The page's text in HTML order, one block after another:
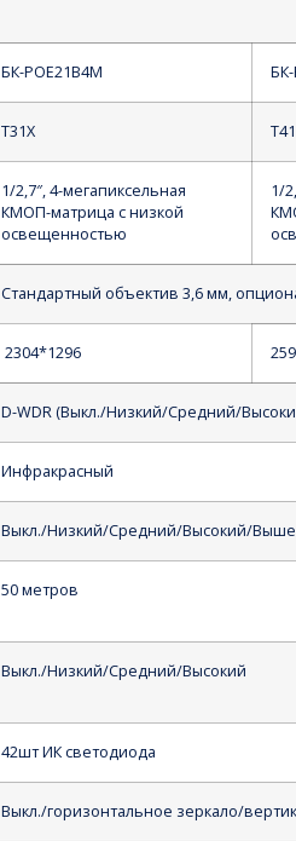
БК-POE21B4M БК-
Т31Х
1/2,7″, 4-мегапиксельная
КМОП-матрица с низкой
освещенностью
1/
Стандартный объектив 3,6 мм,
2304*1296
D-WDR (Выкл./Низкий/Средний/
Инфракрасный
Выкл./Низкий/Средний/Высокий/Выше
50 метров
Выкл./Низкий/Средний/Высокий
42шт ИК светодиода
Выкл./горизонтальное зеркало/